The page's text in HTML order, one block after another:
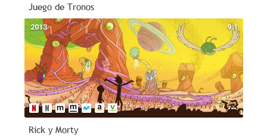
Juego de Tronos
9.1
2013
Rick y Morty